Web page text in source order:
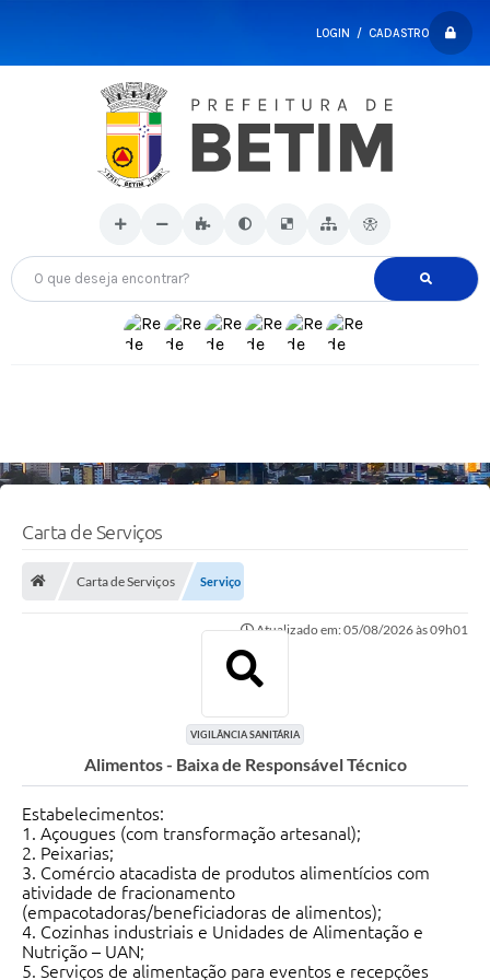
LOGIN / CADASTRO
O que deseja encontrar?
Carta de Serviços
Carta de Serviços Serviço
Atualizado em: 05/08/2026 às 09h01
VIGILÂNCIA SANITÁRIA
Alimentos - Baixa de Responsável Técnico
Estabelecimentos:
1. Açougues (com transformação artesanal);
2. Peixarias;
3. Comércio atacadista de produtos alimentícios com
atividade de fracionamento
(empacotadoras/beneficiadoras de alimentos);
4. Cozinhas industriais e Unidades de Alimentação e
Nutrição – UAN;
5. Serviços de alimentação para eventos e recepções